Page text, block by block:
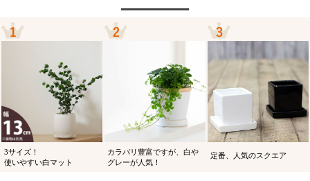
3サイズ！
使いやすい白マット
カラバリ豊富ですが、白や
グレーが人気！
定番、人気のスクエア